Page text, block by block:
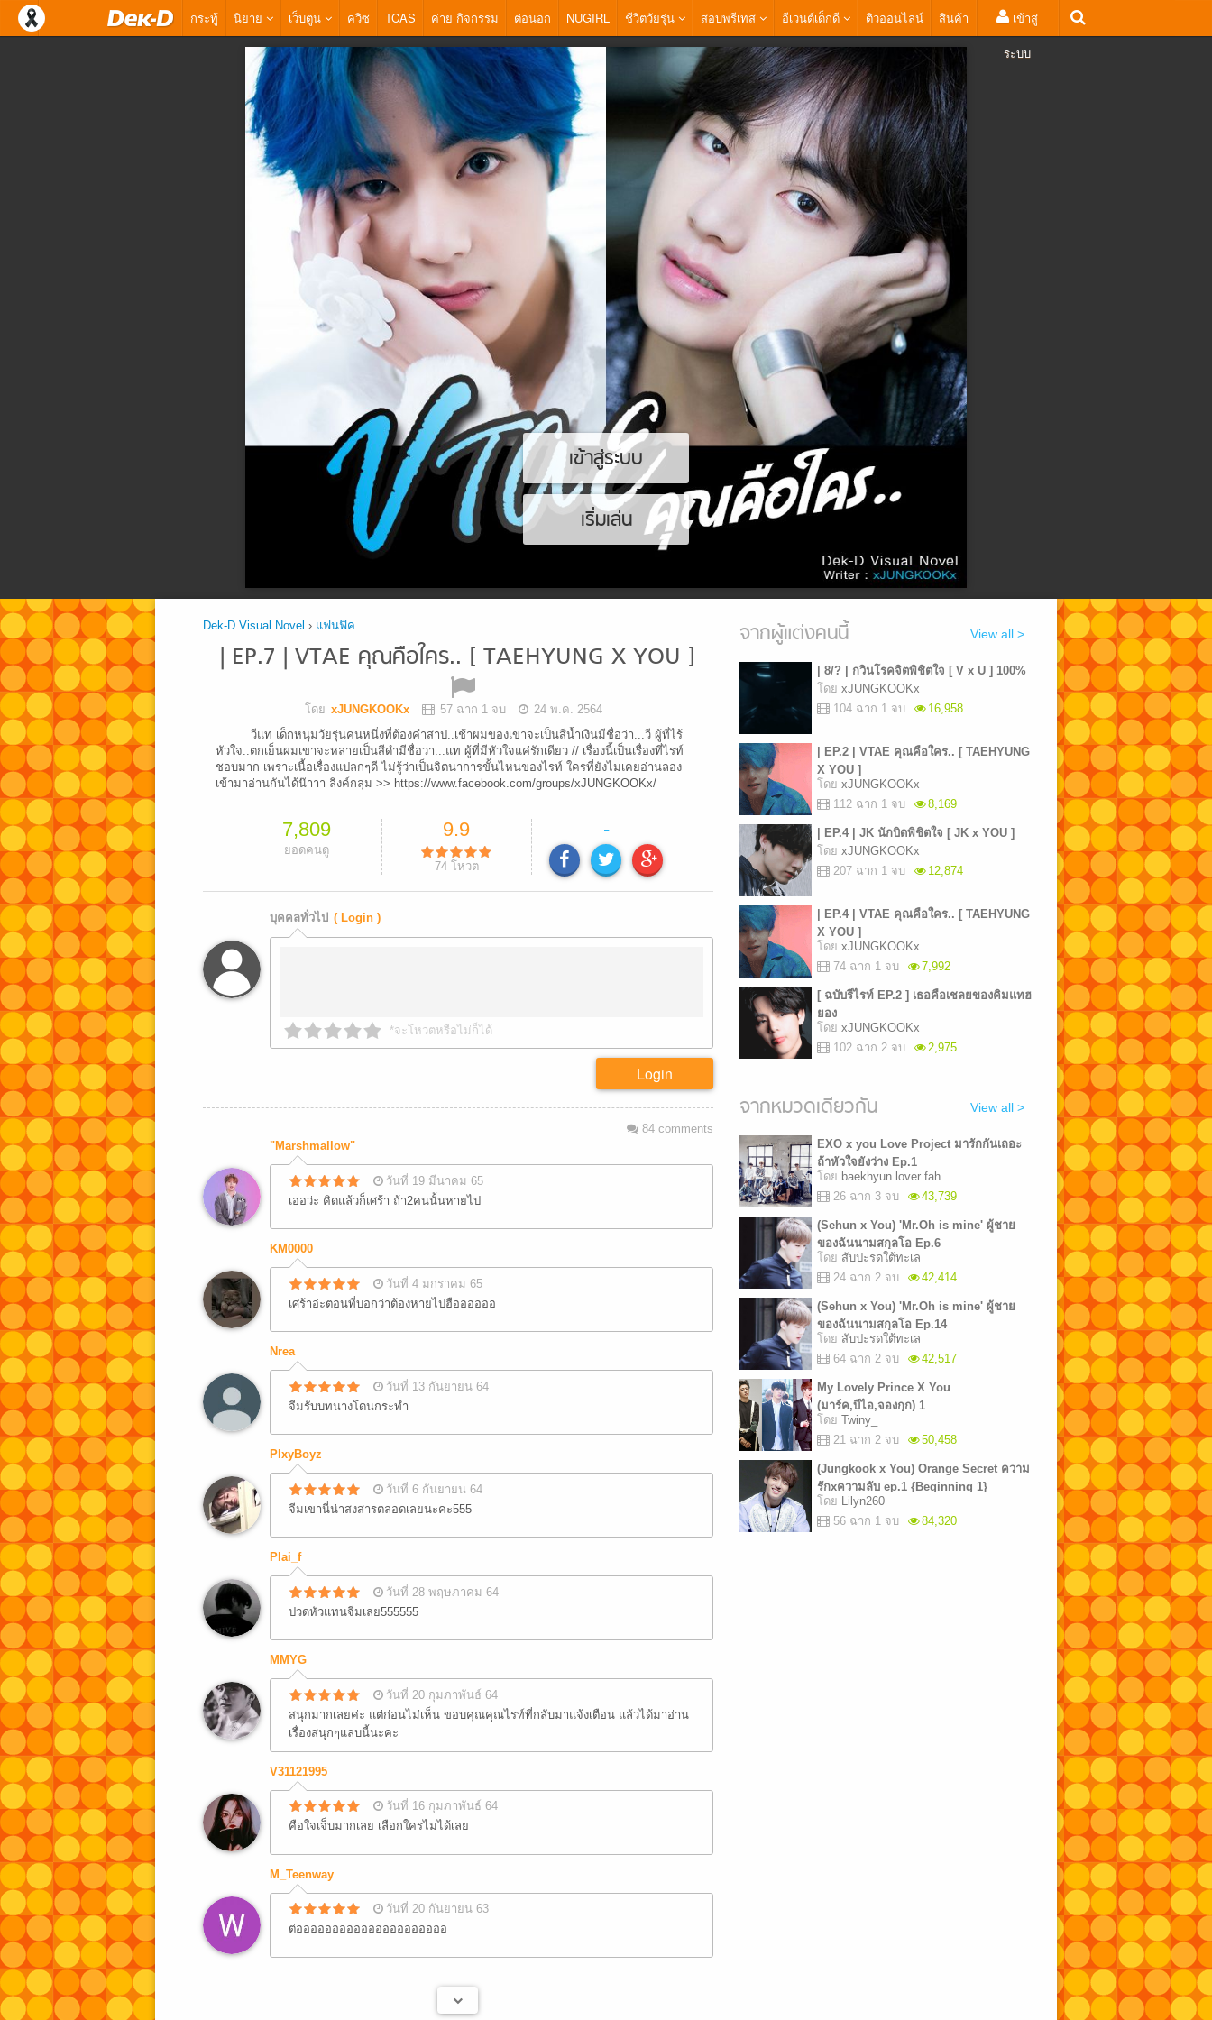
กระทู้ นิยาย เว็บตูน ควิซ TCAS ค่าย กิจกรรม ต่อนอก NUGIRL ชีวิตวัยรุ่น สอบพรีเทส อีเวนต์เด็กดี ติวออนไลน์ สินค้า เข้าสู่
ระบบ
เข้าสู่ระบบ
เริ่มเล่น
Dek-D Visual Novel › แฟนฟิค
| EP.7 | VTAE คุณคือใคร.. [ TAEHYUNG X YOU ]
โดย xJUNGKOOKx 57 ฉาก 1 จบ
24 พ.ค. 2564
วีแท เด็กหนุ่มวัยรุ่นคนหนึ่งที่ต้องคำสาป..เช้าผมของเขาจะเป็นสีน้ำเงินมีชื่อว่า...วี ผู้ที่ไร้
หัวใจ..ตกเย็นผมเขาจะหลายเป็นสีดำมีชื่อว่า...แท ผู้ที่มีหัวใจแค่รักเดียว // เรื่องนี้เป็นเรื่องที่ไรท์
ชอบมาก เพราะเนื้อเรื่องแปลกๆดี ไม่รู้ว่าเป็นจิตนาการขั้นไหนของไรท์ ใครที่ยังไม่เคยอ่านลอง
เข้ามาอ่านกันได้น๊าาา ลิงค์กลุ่ม >> https://www.facebook.com/groups/xJUNGKOOKx/
7,809
ยอดคนดู
9.9
74โหวต
-
บุคคลทั่วไป ( Login )
*จะโหวตหรือไม่ก็ได้
Login
84 comments
"Marshmallow"
วันที่ 19 มีนาคม 65
เออว่ะ คิดแล้วก็เศร้า ถ้า2คนนั้นหายไป
KM0000
วันที่ 4 มกราคม 65
เศร้าอ่ะตอนที่บอกว่าต้องหายไปฮืออออออ
Nrea
วันที่ 13 กันยายน 64
จีมรับบทนางโดนกระทำ
PlxyBoyz
วันที่ 6 กันยายน 64
จีมเขานี่น่าสงสารตลอดเลยนะคะ555
Plai_f
วันที่ 28 พฤษภาคม 64
ปวดหัวแทนจีมเลย555555
MMYG
วันที่ 20 กุมภาพันธ์ 64
สนุกมากเลยค่ะ​ แต่ก่อนไม่เห็น ขอบคุณ​คุณไรท์ที่กลับมา​แจ้งเตือน​ แล้วได้มาอ่าน
เรื่องสนุกๆแลบนี้นะคะ
V31121995
วันที่ 16 กุมภาพันธ์ 64
คือใจเจ็บมากเลย เลือกใครไม่ได้เลย
M_Teenway
วันที่ 20 กันยายน 63
ต่อออออออออออออออออออออ
จากผู้แต่งคนนี้ View all >
| 8/? | กวินโรคจิตพิชิตใจ [ V x U ] 100%
โดย xJUNGKOOKx
104 ฉาก 1 จบ
16,958
| EP.2 | VTAE คุณคือใคร.. [ TAEHYUNG
X YOU ]
โดย xJUNGKOOKx
112 ฉาก 1 จบ
8,169
| EP.4 | JK นักบิดพิชิตใจ [ JK x YOU ]
โดย xJUNGKOOKx
207 ฉาก 1 จบ
12,874
| EP.4 | VTAE คุณคือใคร.. [ TAEHYUNG
X YOU ]
โดย xJUNGKOOKx
74 ฉาก 1 จบ
7,992
[ ฉบับรีไรท์ EP.2 ] เธอคือเชลยของคิมแทฮ
ยอง
โดย xJUNGKOOKx
102 ฉาก 2 จบ
2,975
จากหมวดเดียวกัน View all >
EXO x you Love Project มารักกันเถอะ
ถ้าหัวใจยังว่าง Ep.1
โดย baekhyun lover fah
26 ฉาก 3 จบ
43,739
(Sehun x You) 'Mr.Oh is mine' ผู้ชาย
ของฉันนามสกุลโอ Ep.6
โดย สับปะรดใต้ทะเล
24 ฉาก 2 จบ
42,414
(Sehun x You) 'Mr.Oh is mine' ผู้ชาย
ของฉันนามสกุลโอ Ep.14
โดย สับปะรดใต้ทะเล
64 ฉาก 2 จบ
42,517
My Lovely Prince X You
(มาร์ค,บีไอ,จองกุก) 1
โดย Twiny_
21 ฉาก 2 จบ
50,458
(Jungkook x You) Orange Secret ความ
รักxความลับ ep.1 {Beginning 1}
โดย Lilyn260
56 ฉาก 1 จบ
84,320